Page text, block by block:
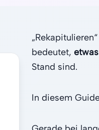
bedeutet,
Stand sind.
In diesem